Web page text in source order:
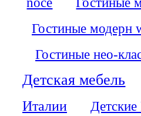
Гостиные модерн
Гостиные нео-
Детская мебель
Италии